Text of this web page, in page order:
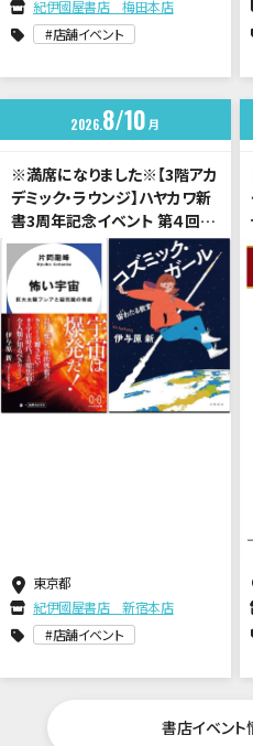
紀伊國屋書店 梅田本店
店舗イベント
2026 8 10 月
※満席になりました※【3階アカ
デミック・ラウンジ】ハヤカワ新
書3周年記念イベント 第４回
「宇宙は希望か、暗黒か？」片岡
龍峰 × 伊与原新
東京都
紀伊國屋書店 新宿本店
店舗イベント
書店イベン